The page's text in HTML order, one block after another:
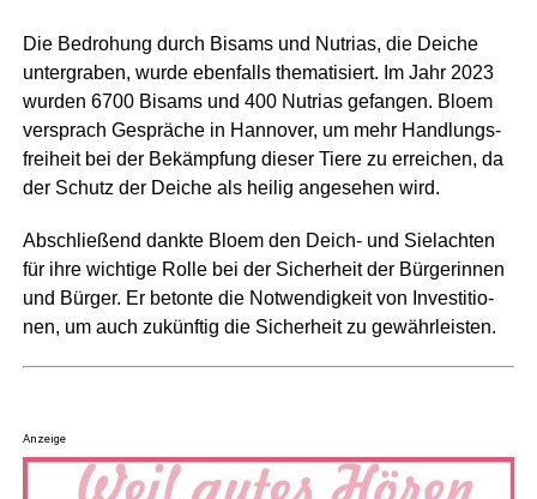
Die Bedro­hung durch Bisams und Nut­ri­as, die Dei­che
unter­gra­ben, wur­de eben­falls the­ma­ti­siert. Im Jahr 2023
wur­den 6700 Bisams und 400 Nut­ri­as gefan­gen. Blo­em
ver­sprach Gesprä­che in Han­no­ver, um mehr Hand­lungs­
frei­heit bei der Bekämp­fung die­ser Tie­re zu errei­chen, da
der Schutz der Dei­che als hei­lig ange­se­hen wird.
Abschlie­ßend dank­te Blo­em den Deich- und Sie­lach­ten
für ihre wich­ti­ge Rol­le bei der Sicher­heit der Bür­ge­rin­nen
und Bür­ger. Er beton­te die Not­wen­dig­keit von Inves­ti­tio­
nen, um auch zukünf­tig die Sicher­heit zu gewährleisten.
Anzeige